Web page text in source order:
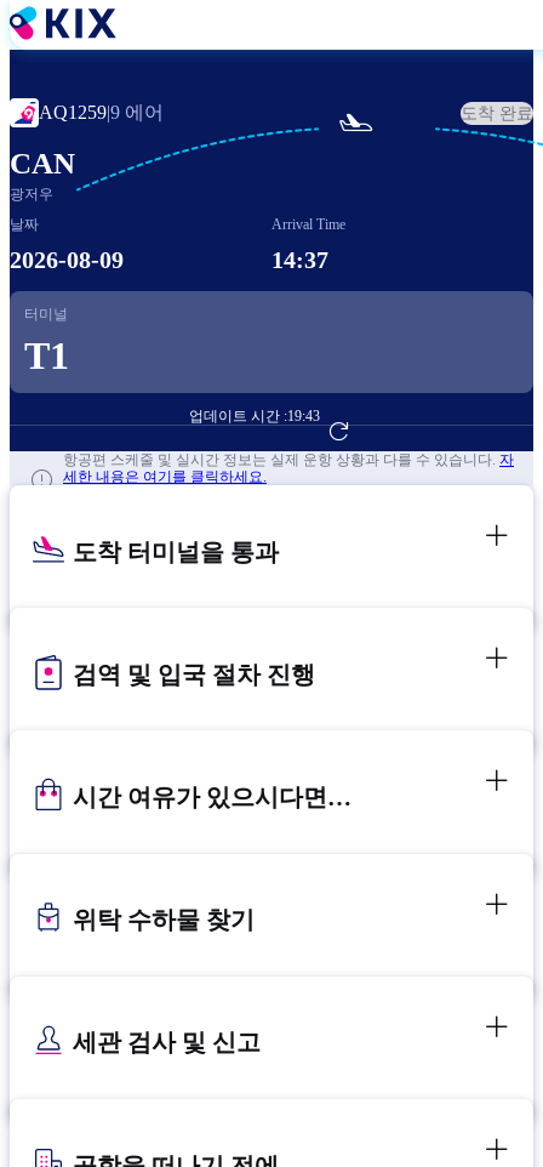
주
요
텐
츠
건
너
뛰
기
AQ1259|9 에어 도착 완료
CAN
광저우

날짜
2026-08-09
Arrival Time
14:37
터미널
T1
업데이트 시간 :19:43
항공편 예약하기
항공편 스케줄 및 실시간 정보는 실제 운항 상황과 다를 수 있습니다. 자
세한 내용은 여기를 클릭하세요.
도착 터미널을 통과
검역 및 입국 절차 진행
시간 여유가 있으시다면…
위탁 수하물 찾기
세관 검사 및 신고